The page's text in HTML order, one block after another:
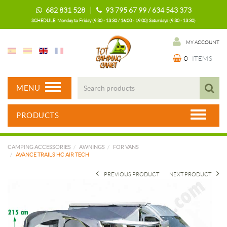
682 831 528 | 93 795 67 99 / 634 543 373
SCHEDULE: Monday to Friday (9:30 - 13:30 / 16:00 - 19:00) Saturdays (9:30 - 13:30)
MY ACCOUNT
0 ITEMS
MENU
PRODUCTS
CAMPING ACCESSORIES AWNINGS
FOR VANS
AVANCE TRAILS HC AIR TECH
NEXT PRODUCT
PREVIOUS PRODUCT